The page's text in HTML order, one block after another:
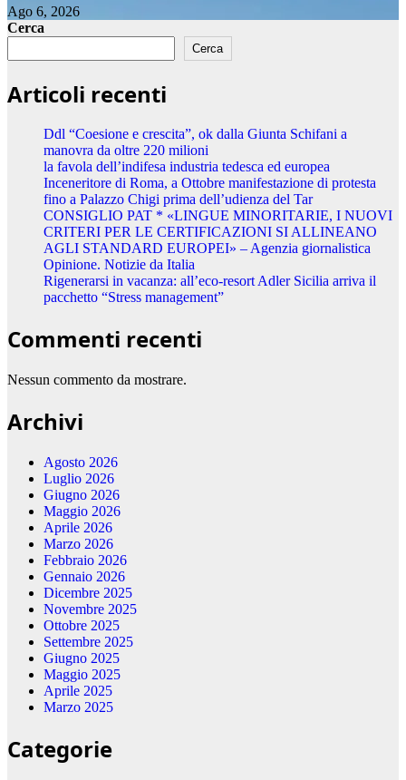
Ago 6, 2026
Cerca
Cerca
Articoli recenti
Ddl “Coesione e crescita”, ok dalla Giunta Schifani a
manovra da oltre 220 milioni
la favola dell’indifesa industria tedesca ed europea
Inceneritore di Roma, a Ottobre manifestazione di protesta
fino a Palazzo Chigi prima dell’udienza del Tar
CONSIGLIO PAT * «LINGUE MINORITARIE, I NUOVI
CRITERI PER LE CERTIFICAZIONI SI ALLINEANO
AGLI STANDARD EUROPEI» – Agenzia giornalistica
Opinione. Notizie da Italia
Rigenerarsi in vacanza: all’eco-resort Adler Sicilia arriva il
pacchetto “Stress management”
Commenti recenti
Nessun commento da mostrare.
Archivi
Agosto 2026
Luglio 2026
Giugno 2026
Maggio 2026
Aprile 2026
Marzo 2026
Febbraio 2026
Gennaio 2026
Dicembre 2025
Novembre 2025
Ottobre 2025
Settembre 2025
Giugno 2025
Maggio 2025
Aprile 2025
Marzo 2025
Categorie